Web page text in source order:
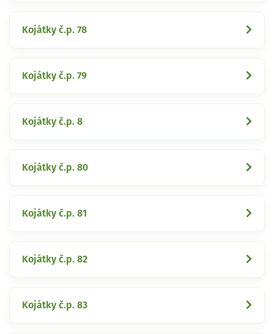
Kojátky č.p. 78
Kojátky č.p. 79
Kojátky č.p. 8
Kojátky č.p. 80
Kojátky č.p. 81
Kojátky č.p. 82
Kojátky č.p. 83